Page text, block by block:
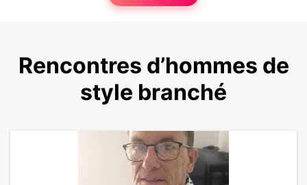
Rencontres d’hommes de
style branché